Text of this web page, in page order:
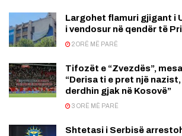
Largohet flamuri gjigant i
i vendosur në qendër të
2 ORË MË PARË
Tifozët e “Zvezdës”,
“Derisa ti e pret një
derdhin gjak në Kosovë”
3 ORË MË PARË
Shtetasi i Serbisë